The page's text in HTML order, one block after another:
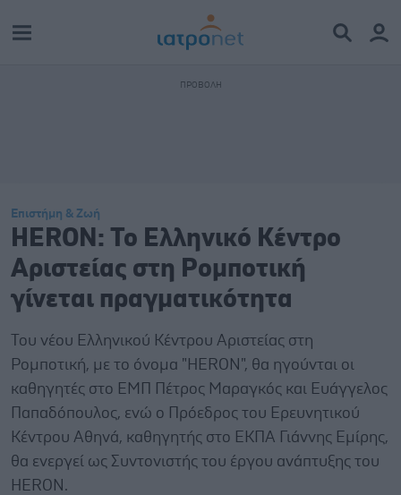
Επιστήμη & Ζωή
HERON: Το Ελληνικό Κέντρο
Αριστείας στη Ρομποτική
γίνεται πραγματικότητα
Του νέου Ελληνικού Κέντρου Αριστείας στη
Ρομποτική, με το όνομα "HERON", θα ηγούνται οι
καθηγητές στο ΕΜΠ Πέτρος Μαραγκός και Ευάγγελος
Παπαδόπουλος, ενώ ο Πρόεδρος του Ερευνητικού
Κέντρου Αθηνά, καθηγητής στο ΕΚΠΑ Γιάννης Εμίρης,
θα ενεργεί ως Συντονιστής του έργου ανάπτυξης του
HERON.